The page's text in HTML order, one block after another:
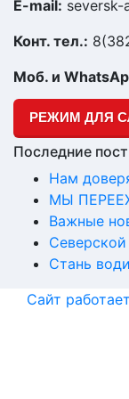
E-mail: seversk-
Конт. тел.:
Моб. и
РЕЖИМ ДЛЯ
Последние
Нам
МЫ
Важные
Стань
Сайт